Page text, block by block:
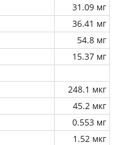
31.09 мг
36.41 мг
54.8 мг
15.37 мг
248.1 мкг
45.2 мкг
0.553 мг
1.52 мкг